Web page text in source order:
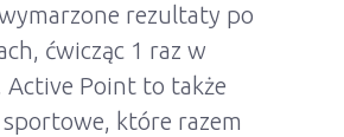
rezultaty po
ćwicząc 1 raz w
Point to także
sportowe, które razem